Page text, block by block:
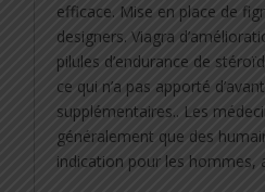
efficace. Mise en place de
designers. Viagra
pilules d’endurance de
ce qui n’a pas apporté
supplémentaires.. Les
généralement que des
indication pour les hommes,